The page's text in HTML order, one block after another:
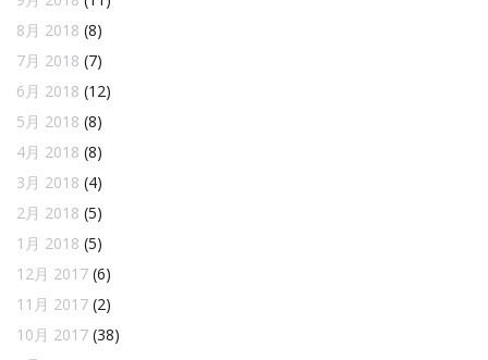
8月 2018 (8)
7月 2018 (7)
6月 2018 (12)
5月 2018 (8)
4月 2018 (8)
3月 2018 (4)
2月 2018 (5)
1月 2018 (5)
12月 2017 (6)
11月 2017 (2)
10月 2017 (38)